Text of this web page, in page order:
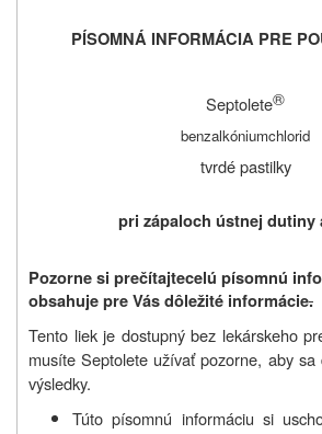
PÍSOMNÁ INFORMÁCIA PRE
Septolete®
benzalkóniumchlorid
tvrdé pastilky
pri zápaloch ústnej dutiny
Pozorne si prečítajtecelú písomnú
obsahuje pre Vás dôležité informácie.
Tento liek je dostupný bez lekárskeho
musíte Septolete užívať pozorne, aby sa
výsledky.
Túto písomnú informáciu si